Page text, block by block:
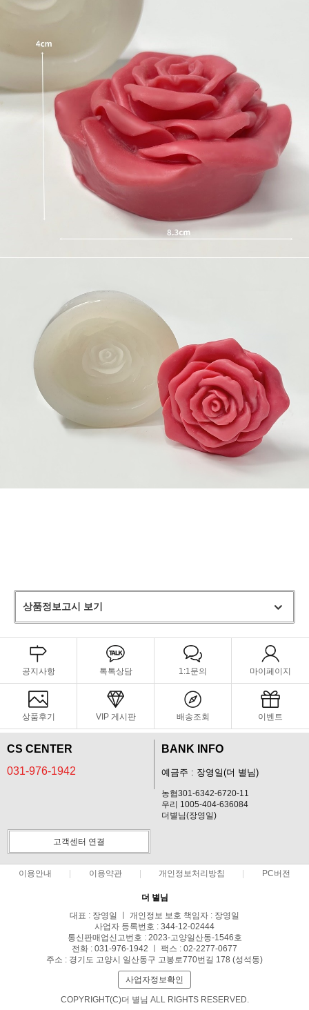
상품정보고시 보기
공지사항 톡톡상담 1:1문의 마이페이지
상품후기 VIP 게시판 배송조회 이벤트
CS CENTER
031-976-1942
BANK INFO
예금주 : 장영일(더 별님)
농협301-6342-6720-11
우리 1005-404-636084
더별님(장영일)
고객센터 연결
이용안내 이용약관 개인정보처리방침 PC버전
더 별님
대표 : 장영일 ㅣ 개인정보 보호 책임자 : 장영일
사업자 등록번호 : 344-12-02444
통신판매업신고번호 : 2023-고양일산동-1546호
전화 : 031-976-1942 ㅣ 팩스 : 02-2277-0677
주소 : 경기도 고양시 일산동구 고봉로770번길 178 (성석동)
사업자정보확인
COPYRIGHT(C)더 별님 ALL RIGHTS RESERVED.